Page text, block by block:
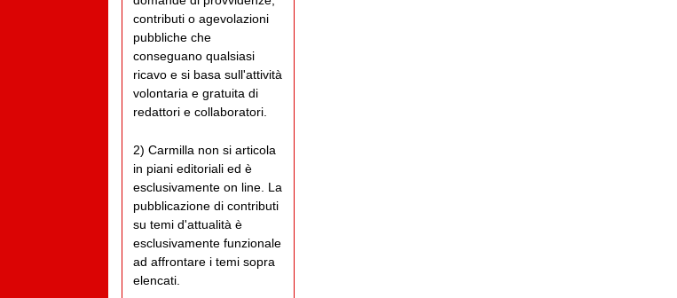
contributi o agevolazioni
pubbliche che
conseguano qualsiasi
ricavo e si basa sull'attività
volontaria e gratuita di
redattori e collaboratori.
2) Carmilla non si articola
in piani editoriali ed è
esclusivamente on line. La
pubblicazione di contributi
su temi d'attualità è
esclusivamente funzionale
ad affrontare i temi sopra
elencati.